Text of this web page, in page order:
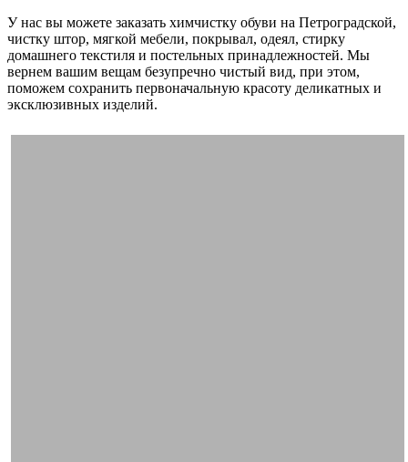
У нас вы можете заказать химчистку обуви на Петроградской,
чистку штор, мягкой мебели, покрывал, одеял, стирку
домашнего текстиля и постельных принадлежностей. Мы
вернем вашим вещам безупречно чистый вид, при этом,
поможем сохранить первоначальную красоту деликатных и
эксклюзивных изделий.